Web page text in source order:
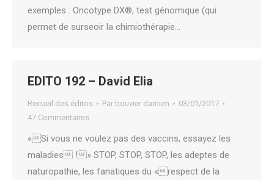
exemples : Oncotype DX®, test génomique (qui
permet de surseoir la chimiothérapie…
EDITO 192 – David Elia
Recueil des éditos Par bouvier damien
03/01/2017
47 Commentaires
«Si vous ne voulez pas des vaccins, essayez les
maladies !» STOP, STOP, STOP, les adeptes de
naturopathie, les fanatiques du «respect de la